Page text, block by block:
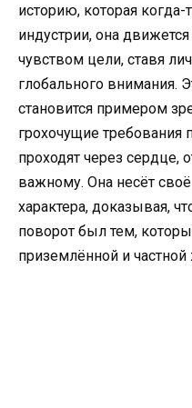
историю, которая
индустрии, она
чувством цели, ставя
глобального внимания.
становится примером
грохочущие требования
проходят через сердце,
важному. Она несёт
характера, доказывая,
поворот был тем,
приземлённой и частной